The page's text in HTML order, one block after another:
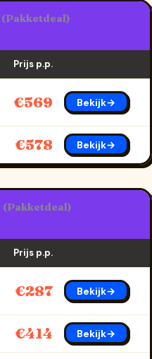
(Pakketdeal)
Prijs p.p.
€569 Bekijk→
€578 Bekijk→
(Pakketdeal)
Prijs p.p.
€287 Bekijk→
€414 Bekijk→